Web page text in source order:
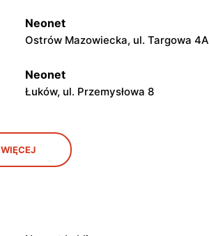
Neonet
Ostrów Mazowiecka, ul. Targowa 4A
Neonet
Łuków, ul. Przemysłowa 8
Neonet
Mława al. Józefa Piłsudskiego 35
WIĘCEJ